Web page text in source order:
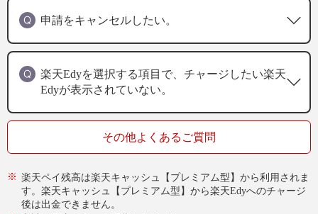
申請をキャンセルしたい。
楽天Edyを選択する項目で、チャージしたい楽天
Edyが表示されていない。
その他よくあるご質問
※ 楽天ペイ残高は楽天キャッシュ【プレミアム型】から利用されま
す。楽天キャッシュ【プレミアム型】から楽天Edyへのチャージ
後は出金できません。